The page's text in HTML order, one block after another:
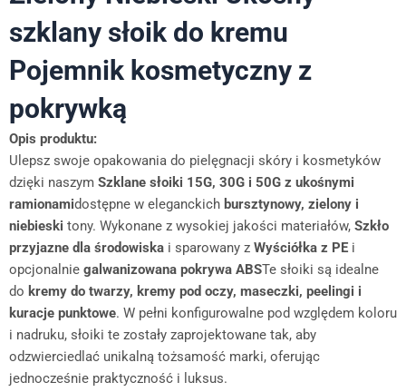
szklany słoik do kremu
Pojemnik kosmetyczny z
pokrywką
Opis produktu:
Ulepsz swoje opakowania do pielęgnacji skóry i kosmetyków
dzięki naszym Szklane słoiki 15G, 30G i 50G z ukośnymi
ramionamidostępne w eleganckich bursztynowy, zielony i
niebieski tony. Wykonane z wysokiej jakości materiałów, Szkło
przyjazne dla środowiska i sparowany z Wyściółka z PE i
opcjonalnie galwanizowana pokrywa ABSTe słoiki są idealne
do kremy do twarzy, kremy pod oczy, maseczki, peelingi i
kuracje punktowe. W pełni konfigurowalne pod względem koloru
i nadruku, słoiki te zostały zaprojektowane tak, aby
odzwierciedlać unikalną tożsamość marki, oferując
jednocześnie praktyczność i luksus.